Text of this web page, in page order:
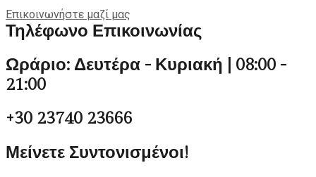
Επικοινωνήστε μαζί μας
Τηλέφωνο Επικοινωνίας
Ωράριο: Δευτέρα - Κυριακή | 08:00 -
21:00
+30 23740 23666
Μείνετε Συντονισμένοι!